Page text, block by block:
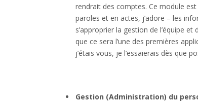
rendrait des comptes. Ce module
paroles et en actes, j’adore – les
s’approprier la gestion de l’équipe
que ce sera l’une des premières
j’étais vous, je l’essaierais dès que
Gestion (Administration) du